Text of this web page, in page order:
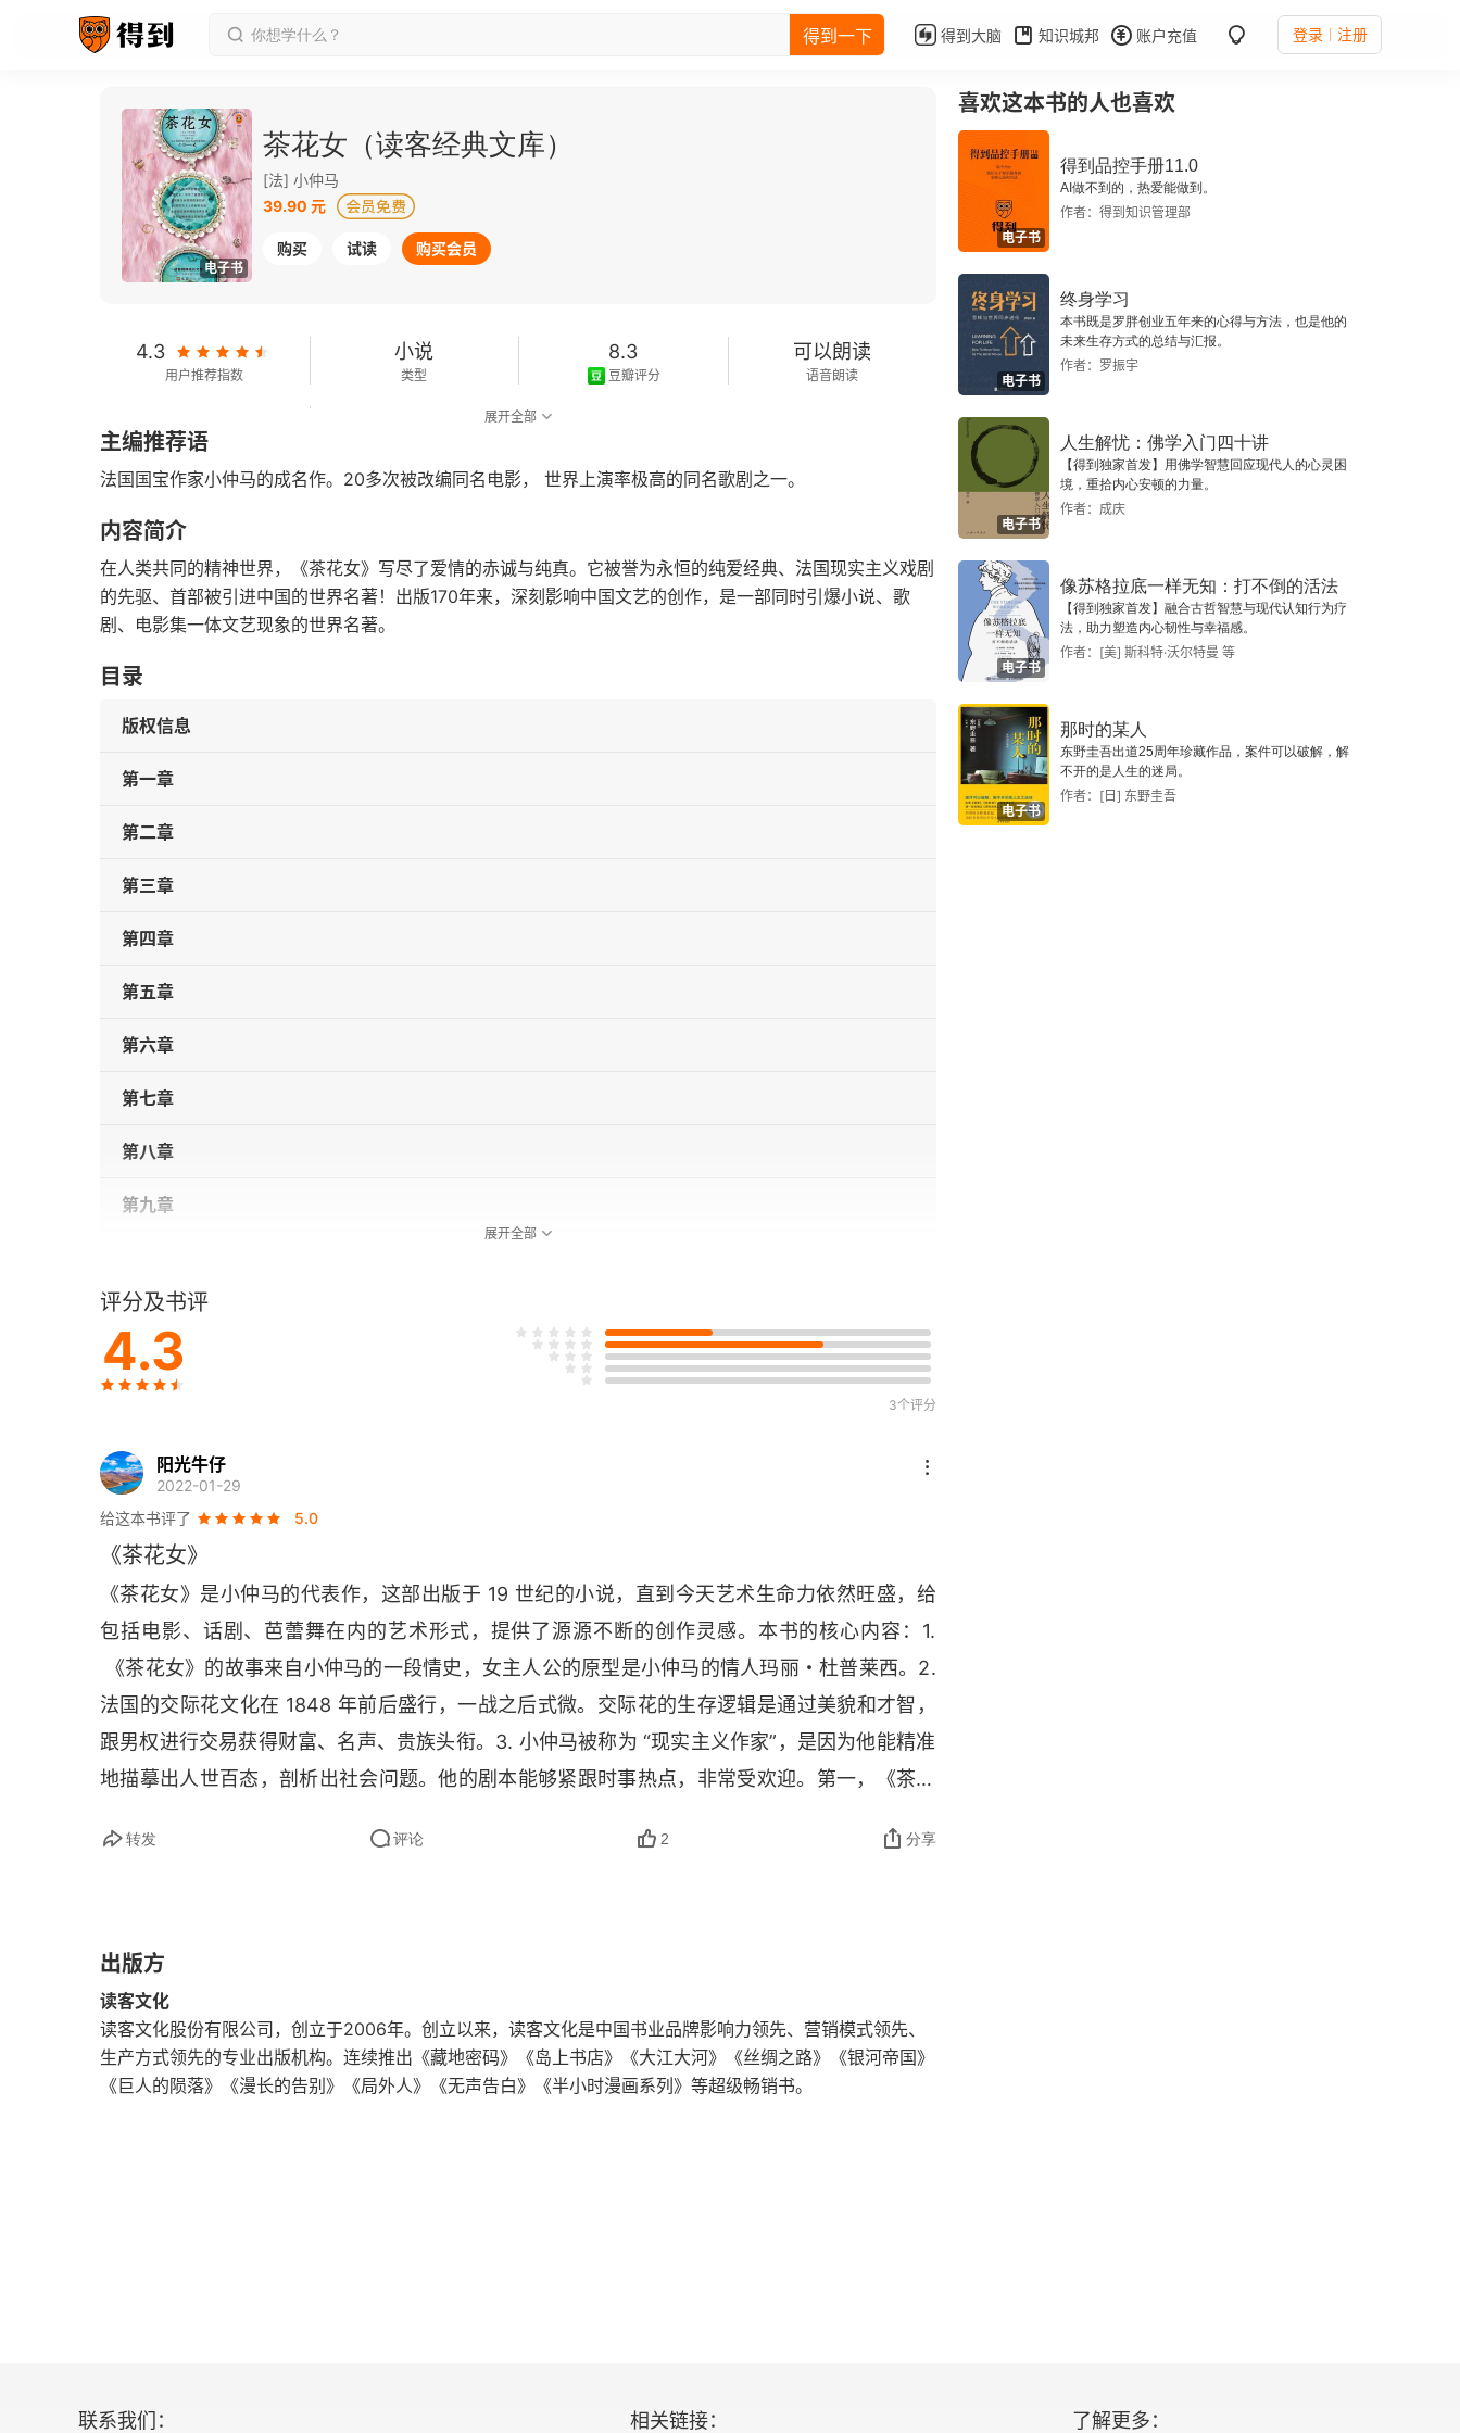
得到一下 得到大脑 知识城邦 账户充值 登录 注册
电子书
茶花女（读客经典文库）
[法] 小仲马
39.90 元
购买 试读 购买会员
4.3
用户推荐指数
小说
类型
8.3
豆瓣评分
可以朗读
语音朗读
字数
展开全部
主编推荐语
法国国宝作家小仲马的成名作。20多次被改编同名电影， 世界上演率极高的同名歌剧之一。
内容简介
在人类共同的精神世界，《茶花女》写尽了爱情的赤诚与纯真。它被誉为永恒的纯爱经典、法国现实主义戏剧
的先驱、首部被引进中国的世界名著！出版170年来，深刻影响中国文艺的创作，是一部同时引爆小说、歌
剧、电影集一体文艺现象的世界名著。
目录
版权信息
第一章
第二章
第三章
第四章
第五章
第六章
第七章
第八章
第九章
第十一章
第十二章
第十四章
第十五章
第十七章
第十八章
第十九章
第二十章
第二十一章
第二十三章
第二十四章
第二十五章
展开全部
评分及书评
4.3
3个评分
阳光牛仔
2022-01-29
给这本书评了
5.0
《茶花女》
《茶花女》是小仲马的代表作，这部出版于 19 世纪的小说，直到今天艺术生命力依然旺盛，给
包括电影、话剧、芭蕾舞在内的艺术形式，提供了源源不断的创作灵感。本书的核心内容：1.
《茶花女》的故事来自小仲马的一段情史，女主人公的原型是小仲马的情人玛丽・杜普莱西。2.
法国的交际花文化在 1848 年前后盛行，一战之后式微。交际花的生存逻辑是通过美貌和才智，
跟男权进行交易获得财富、名声、贵族头衔。3. 小仲马被称为 “现实主义作家”，是因为他能精准
地描摹出人世百态，剖析出社会问题。他的剧本能够紧跟时事热点，非常受欢迎。第一，《茶花
小仲马得知玛丽的死讯后，不到一个月的时间就完成了《茶花女》。第二，小仲马的父亲是创作
际花文化在 1848 年前后盛行，一战之后式微。交际花的生存逻辑是通过美貌和才智，跟男权进
行交易获得财富、名声、贵族头衔。交际花代表了妓女浪漫化、理想化的一面，但本质上，她们
只是高级妓女，摆脱不了被主流不齿的命运。第四，小仲马被称为 “现实主义作家”，是因为他能
精准地描摹出人世百态，剖析出社会问题。他的剧本能够紧跟时事热点，非常受欢迎。小仲马推
转发 评论 2 分享
出版方
读客文化
读客文化股份有限公司，创立于2006年。创立以来，读客文化是中国书业品牌影响力领先、营销模式领先、
生产方式领先的专业出版机构。连续推出《藏地密码》《岛上书店》《大江大河》《丝绸之路》《银河帝国》
《巨人的陨落》《漫长的告别》《局外人》《无声告白》《半小时漫画系列》等超级畅销书。
喜欢这本书的人也喜欢
电子书
得到品控手册11.0
AI做不到的，热爱能做到。
作者：得到知识管理部
电子书
终身学习
本书既是罗胖创业五年来的心得与方法，也是他的
未来生存方式的总结与汇报。
作者：罗振宇
电子书
人生解忧：佛学入门四十讲
【得到独家首发】用佛学智慧回应现代人的心灵困
境，重拾内心安顿的力量。
作者：成庆
电子书
像苏格拉底一样无知：打不倒的活法
【得到独家首发】融合古哲智慧与现代认知行为疗
法，助力塑造内心韧性与幸福感。
作者：[美] 斯科特·沃尔特曼 等
电子书
那时的某人
东野圭吾出道25周年珍藏作品，案件可以破解，解
不开的是人生的迷局。
作者：[日] 东野圭吾
联系我们： 相关链接： 了解更多：